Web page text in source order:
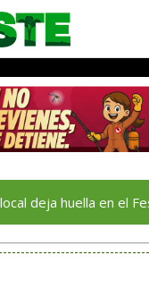
en el Festival del